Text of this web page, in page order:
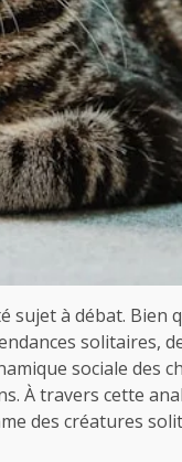
sujet à débat. Bien
solitaires,
sociale des
À travers cette
des créatures